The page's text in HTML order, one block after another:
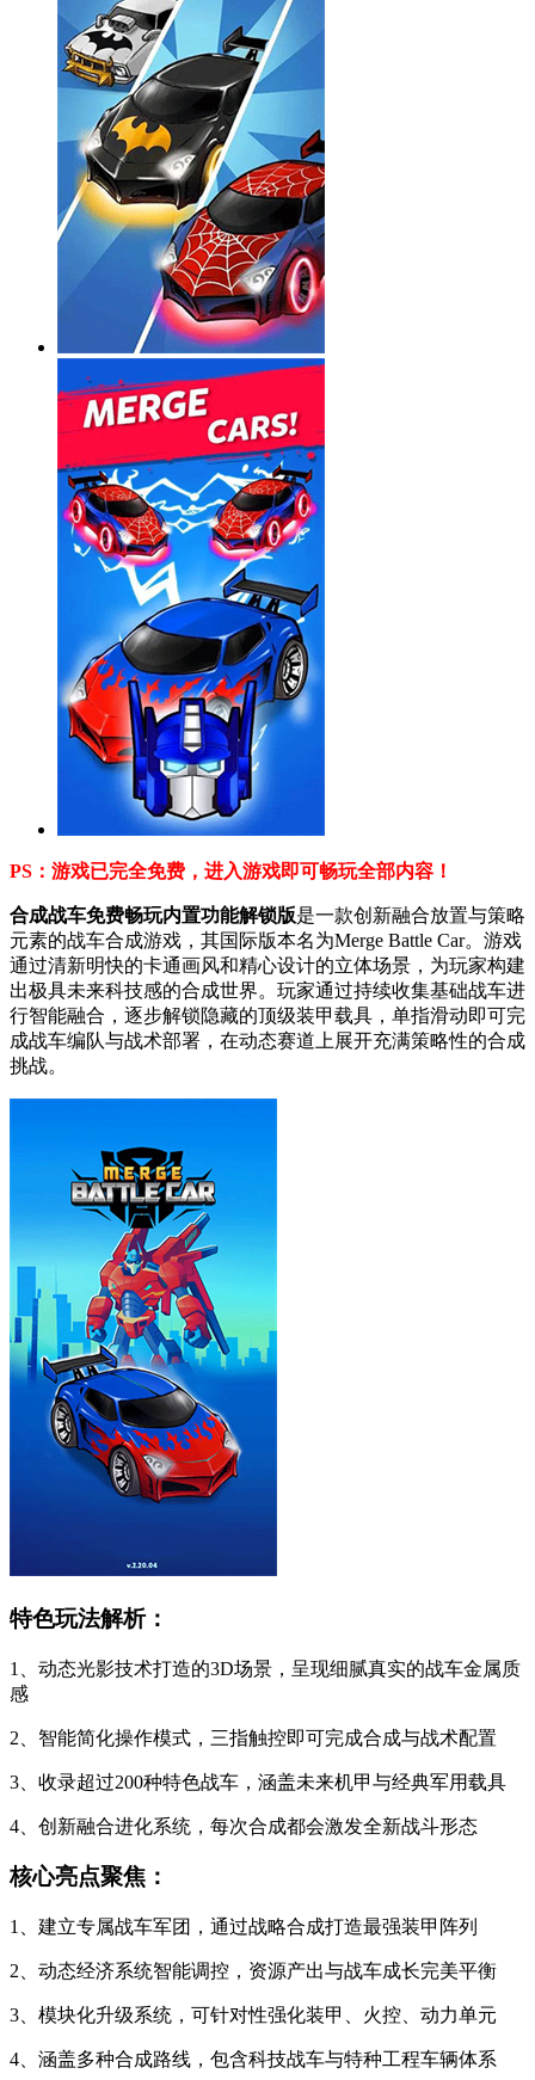
PS：游戏已完全免费，进入游戏即可畅玩全部内容！
合成战车免费畅玩内置功能解锁版是一款创新融合放置与策略
元素的战车合成游戏，其国际版本名为Merge Battle Car。游戏
通过清新明快的卡通画风和精心设计的立体场景，为玩家构建
出极具未来科技感的合成世界。玩家通过持续收集基础战车进
行智能融合，逐步解锁隐藏的顶级装甲载具，单指滑动即可完
成战车编队与战术部署，在动态赛道上展开充满策略性的合成
挑战。
特色玩法解析：
1、动态光影技术打造的3D场景，呈现细腻真实的战车金属质
感
2、智能简化操作模式，三指触控即可完成合成与战术配置
3、收录超过200种特色战车，涵盖未来机甲与经典军用载具
4、创新融合进化系统，每次合成都会激发全新战斗形态
核心亮点聚焦：
1、建立专属战车军团，通过战略合成打造最强装甲阵列
2、动态经济系统智能调控，资源产出与战车成长完美平衡
3、模块化升级系统，可针对性强化装甲、火控、动力单元
4、涵盖多种合成路线，包含科技战车与特种工程车辆体系